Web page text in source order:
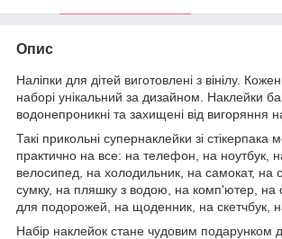
Опис
Наліпки для дітей виготовлені з вінілу.
наборі унікальний за дизайном. Наклейки
водонепроникні та захищені від вигоряння
Такі прикольні супернаклейки зі стікерпака
практично на все: на телефон, на ноутбук,
велосипед, на холодильник, на самокат, на
сумку, на пляшку з водою, на комп'ютер, на
для подорожей, на щоденник, на скетчбук,
Набір наклейок стане чудовим подарунком